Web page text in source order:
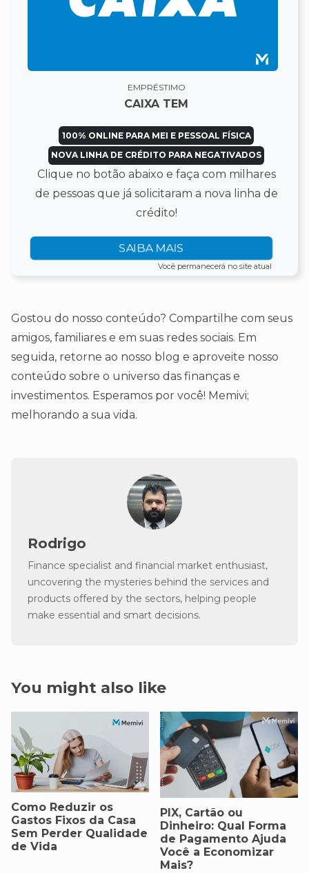
EMPRÉSTIMO
CAIXA TEM
100% ONLINE PARA MEI E PESSOAL FÍSICA
NOVA LINHA DE CRÉDITO PARA NEGATIVADOS
Clique no botão abaixo e faça com milhares
de pessoas que já solicitaram a nova linha de
crédito!
SAIBA MAIS
Você permanecerá no site atual
Gostou do nosso conteúdo? Compartilhe com seus
amigos, familiares e em suas redes sociais. Em
seguida, retorne ao nosso blog e aproveite nosso
conteúdo sobre o universo das finanças e
investimentos. Esperamos por você! Memivi;
melhorando a sua vida.
Rodrigo
Finance specialist and financial market enthusiast,
uncovering the mysteries behind the services and
products offered by the sectors, helping people
make essential and smart decisions.
You might also like
Como Reduzir os
Gastos Fixos da Casa
Sem Perder Qualidade
de Vida
PIX, Cartão ou
Dinheiro: Qual Forma
de Pagamento Ajuda
Você a Economizar
Mais?